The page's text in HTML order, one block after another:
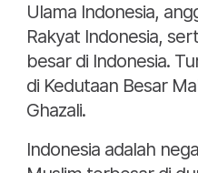
Ulama Indonesia,
Rakyat Indonesia,
besar di Indonesia.
di Kedutaan Besar
Ghazali.
Indonesia adalah